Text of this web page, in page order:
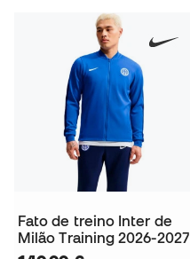
Fato de treino Inter de
Milão Training 2026-2027